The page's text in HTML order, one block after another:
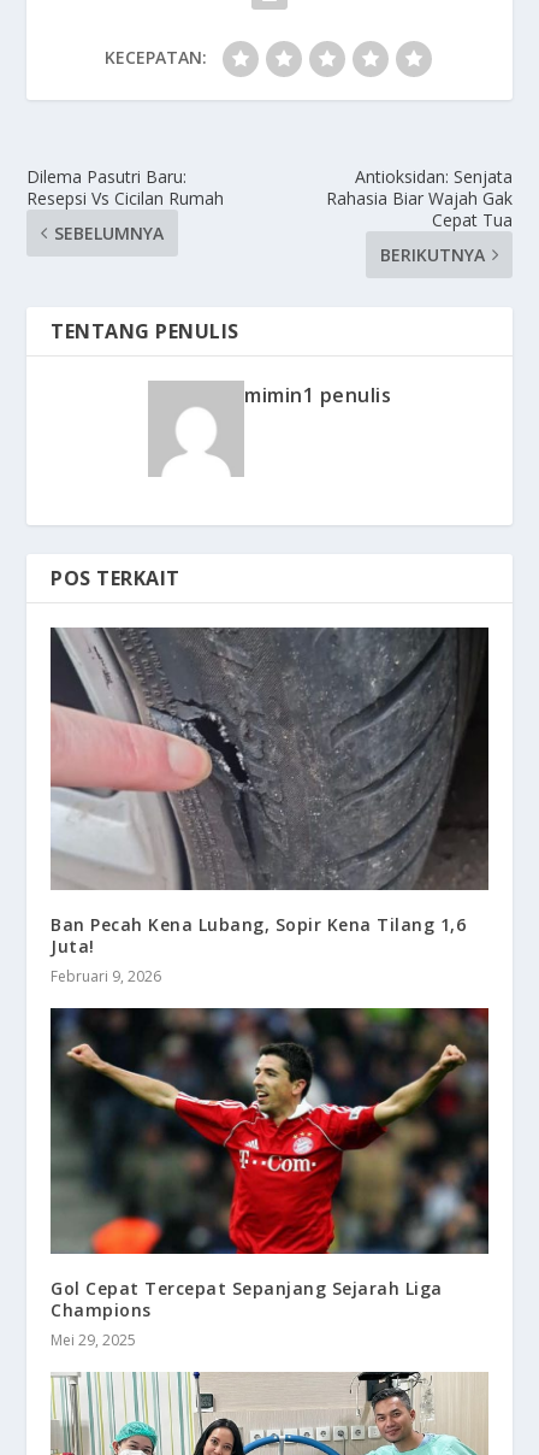
KECEPATAN:
Dilema Pasutri Baru:
Resepsi Vs Cicilan Rumah
SEBELUMNYA
Antioksidan: Senjata
Rahasia Biar Wajah Gak
Cepat Tua
BERIKUTNYA
TENTANG PENULIS
mimin1 penulis
POS TERKAIT
Ban Pecah Kena Lubang, Sopir Kena Tilang 1,6
Juta!
Februari 9, 2026
Gol Cepat Tercepat Sepanjang Sejarah Liga
Champions
Mei 29, 2025